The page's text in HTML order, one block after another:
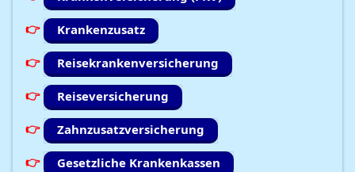
Krankenzusatz
Reisekrankenversicherung
Reiseversicherung
Zahnzusatzversicherung
Gesetzliche Krankenkassen